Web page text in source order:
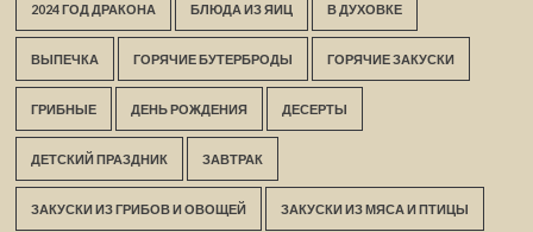
2024 ГОД ДРАКОНА БЛЮДА ИЗ ЯИЦ В ДУХОВКЕ
ВЫПЕЧКА ГОРЯЧИЕ БУТЕРБРОДЫ ГОРЯЧИЕ ЗАКУСКИ
ГРИБНЫЕ ДЕНЬ РОЖДЕНИЯ ДЕСЕРТЫ
ДЕТСКИЙ ПРАЗДНИК ЗАВТРАК
ЗАКУСКИ ИЗ ГРИБОВ И ОВОЩЕЙ ЗАКУСКИ ИЗ МЯСА И ПТИЦЫ